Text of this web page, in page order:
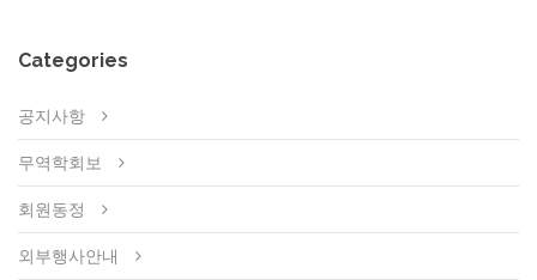
Categories
공지사항
무역학회보
회원동정
외부행사안내